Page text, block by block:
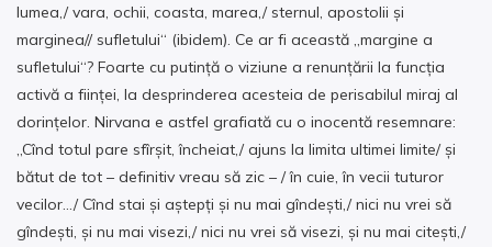
lumea,/ vara, ochii, coasta, marea,/ sternul, apostolii și
marginea// sufletului“ (ibidem). Ce ar fi această „margine a
sufletului“? Foarte cu putință o viziune a renunțării la funcția
activă a ființei, la desprinderea acesteia de perisabilul miraj al
dorințelor. Nirvana e astfel grafiată cu o inocentă resemnare:
„Cînd totul pare sfîrșit, încheiat,/ ajuns la limita ultimei limite/ și
bătut de tot – definitiv vreau să zic – / în cuie, în vecii tuturor
vecilor…/ Cînd stai și aștepți și nu mai gîndești,/ nici nu vrei să
gîndești, și nu mai visezi,/ nici nu vrei să visezi, și nu mai citești,/